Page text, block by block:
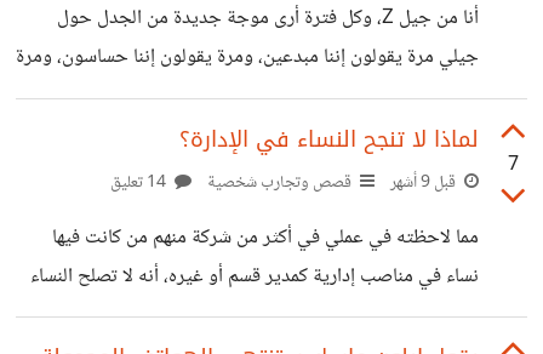
ومختلف وبنفس التكلفة أو أقل. في الواقع هذا النوع من
الشركات ينمو نمو مضاعف
أنا من جيل Z، وكل فترة أرى موجة جديدة من الجدل حول
جيلي مرة يقولون إننا مبدعين، ومرة يقولون إننا حساسون، ومرة
نتهم بأننا كسالى أو لا نعرف الالتزام وكأننا كتلة واحدة لها نفس
العيوب ونفس المميزات. لكن بصراحة، المشكلة ليست في الجيل
نفسه بقدر ما هي في طريقة التعامل معنا. جيلنا فعليًا عنده طاقة
بسرعة مرعبة، ويقدر يشتغل على أكثر من تخصص في نفس
الوقت. ولو حصل على بيئة مناسبة، يقدّم
7
لماذا لا تنجح النساء في الإدارة؟
قبل 9 أشهر قصص وتجارب شخصية
مما لاحظته في عملي في أكثر من شركة منهم من كانت فيها
نساء في مناصب إدارية كمدير قسم أو غيره، أنه لا تصلح النساء
في المناصب الإدارية إلا من رحم ربي. لإن الإدارة تتطلب قدر